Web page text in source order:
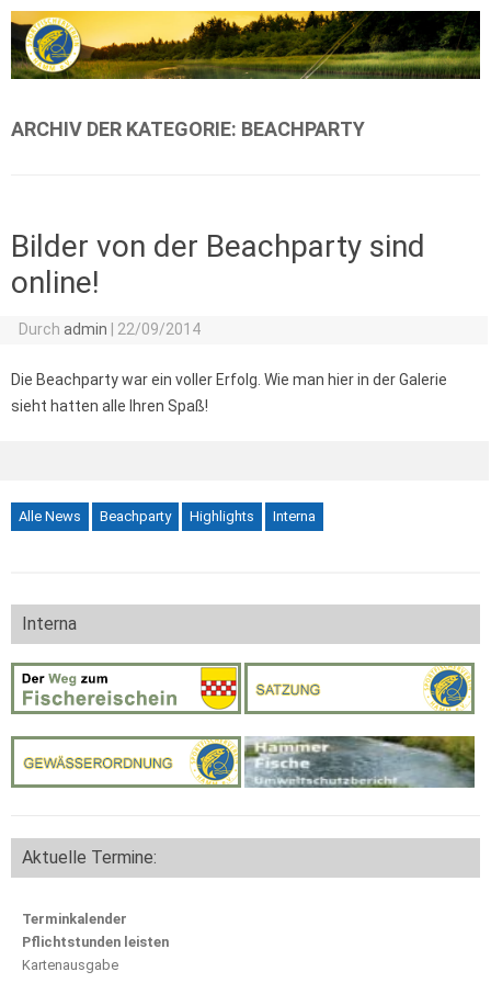
ARCHIV DER KATEGORIE: BEACHPARTY
Bilder von der Beachparty sind
online!
Durch admin 22/09/2014
Die Beachparty war ein voller Erfolg. Wie man hier in der Galerie
sieht hatten alle Ihren Spaß!
Alle News Beachparty Highlights Interna
Interna
Aktuelle Termine:
Terminkalender
Pflichtstunden leisten
Kartenausgabe